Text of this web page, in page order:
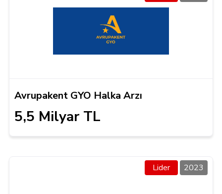
Avrupakent GYO Halka Arzı
5,5 Milyar TL
Lider 2023